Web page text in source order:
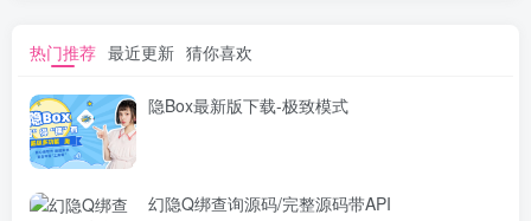
热门推荐 最近更新 猜你喜欢
隐Box最新版下载-极致模式
幻隐Q绑查询源码/完整源码带API